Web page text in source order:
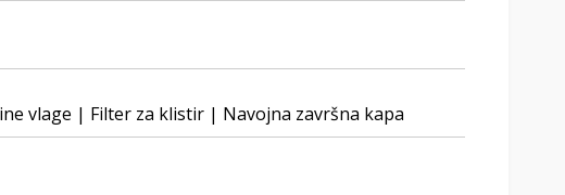
vlage | Filter za klistir | Navojna završna kapa